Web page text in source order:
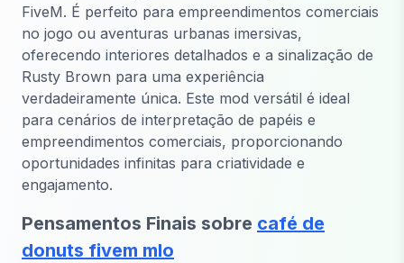
FiveM. É perfeito para empreendimentos comerciais
no jogo ou aventuras urbanas imersivas,
oferecendo interiores detalhados e a sinalização de
Rusty Brown para uma experiência
verdadeiramente única. Este mod versátil é ideal
para cenários de interpretação de papéis e
empreendimentos comerciais, proporcionando
oportunidades infinitas para criatividade e
engajamento.
Pensamentos Finais sobre café de
donuts fivem mlo